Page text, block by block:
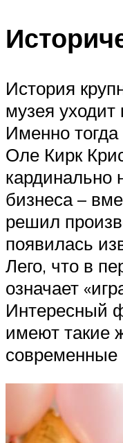
История
музея уходит
Именно
Оле Кирк
кардинально
бизнеса –
решил
появилась
Лего, что в
означает
Интересный
имеют такие
современные